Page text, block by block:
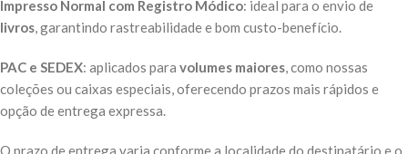
Impresso Normal com Registro Módico: ideal para o envio de
livros, garantindo rastreabilidade e bom custo-benefício.
PAC e SEDEX: aplicados para volumes maiores, como nossas
coleções ou caixas especiais, oferecendo prazos mais rápidos e
opção de entrega expressa.
O prazo de entrega varia conforme a localidade do destinatário e o